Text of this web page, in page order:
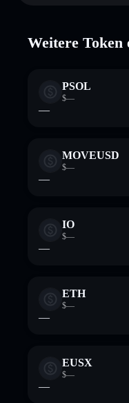
Weitere Token
PSOL
$—
—
MOVEUSD
$—
—
IO
$—
—
ETH
$—
—
EUSX
$—
—